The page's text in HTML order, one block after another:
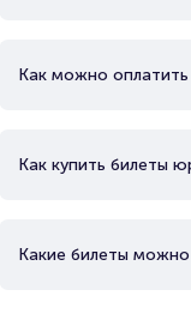
Как можно оплатить
Как купить билеты
Какие билеты можно